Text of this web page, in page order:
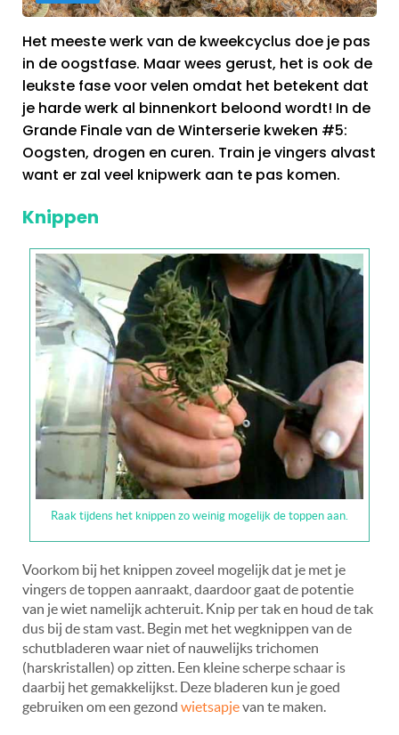
Het meeste werk van de kweekcyclus doe je pas
in de oogstfase. Maar wees gerust, het is ook de
leukste fase voor velen omdat het betekent dat
je harde werk al binnenkort beloond wordt! In de
Grande Finale van de Winterserie kweken #5:
Oogsten, drogen en curen. Train je vingers alvast
want er zal veel knipwerk aan te pas komen.
Knippen
Raak tijdens het knippen zo weinig mogelijk de toppen aan.
Voorkom bij het knippen zoveel mogelijk dat je met je
vingers de toppen aanraakt, daardoor gaat de potentie
van je wiet namelijk achteruit. Knip per tak en houd de tak
dus bij de stam vast. Begin met het wegknippen van de
schutbladeren waar niet of nauwelijks trichomen
(harskristallen) op zitten. Een kleine scherpe schaar is
daarbij het gemakkelijkst. Deze bladeren kun je goed
gebruiken om een gezond wietsapjevan te maken.